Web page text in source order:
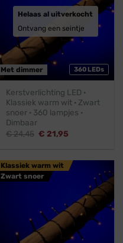
360 LEDs
Met dimmer
Helaas al uitverkocht
Ontvang een seintje
Kerstverlichting LED ·
Klassiek warm wit · Zwart
snoer · 360 lampjes ·
Dimbaar
€24,45 Oorspronkelijke
€ 21,95
Klassiek warm wit
Zwart snoer